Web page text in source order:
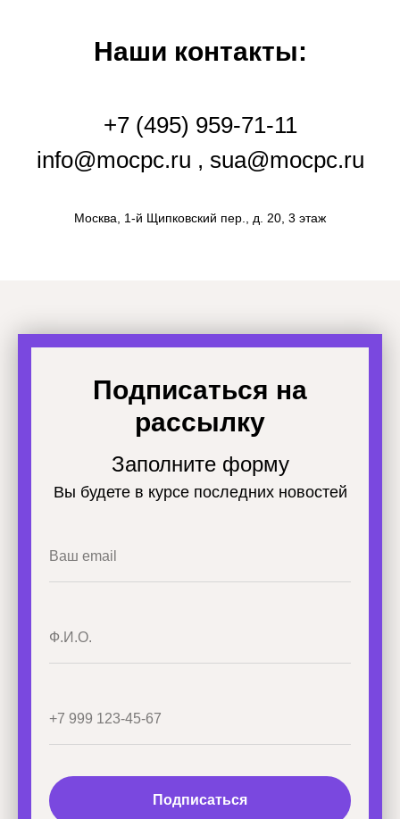
Наши контакты:
+7 (495) 959-71-11
info@mocpc.ru , sua@mocpc.ru
Москва, 1-й Щипковский пер., д. 20, 3 этаж
Подписаться на
рассылку
Заполните форму
Вы будете в курсе последних новостей
Подписаться